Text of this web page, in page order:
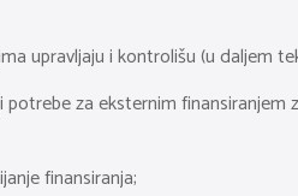
upravljaju i kontrolišu (u daljem
za eksternim
finansiranja;